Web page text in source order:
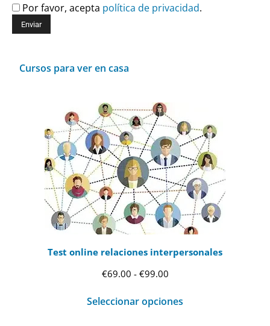
Por favor, acepta política de privacidad.
Cursos para ver en casa
Test online relaciones interpersonales
€69.00 - €99.00Rango
precios:
Seleccionar opciones